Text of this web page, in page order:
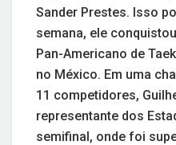
Sander Prestes. Isso
semana, ele
Pan-Americano de
no México. Em uma
11 competidores,
representante dos
semifinal, onde foi